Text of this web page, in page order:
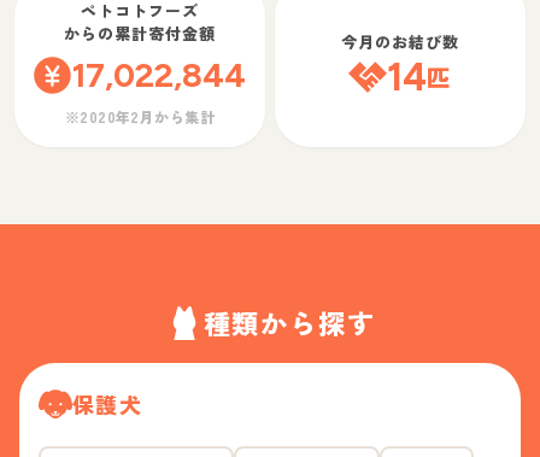
ペトコトフーズ
からの累計寄付金額
17,022,844
※2020年2月から集計
今月のお結び数
14匹
種類から探す
保護犬